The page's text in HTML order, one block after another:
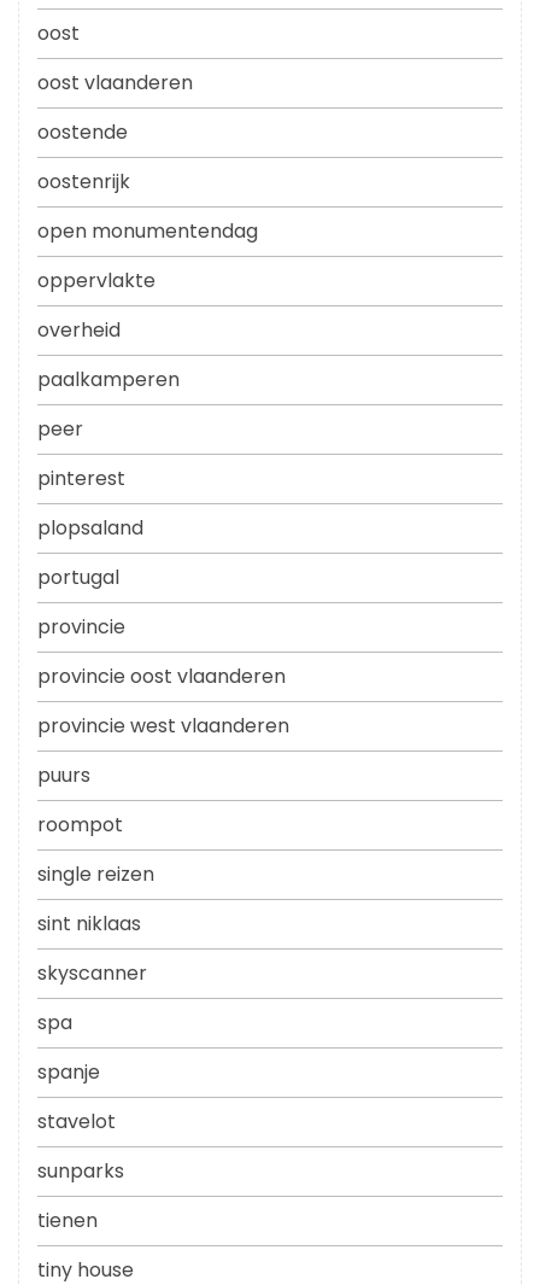
oost
oost vlaanderen
oostende
oostenrijk
open monumentendag
oppervlakte
overheid
paalkamperen
peer
pinterest
plopsaland
portugal
provincie
provincie oost vlaanderen
provincie west vlaanderen
puurs
roompot
single reizen
sint niklaas
skyscanner
spa
spanje
stavelot
sunparks
tienen
tiny house